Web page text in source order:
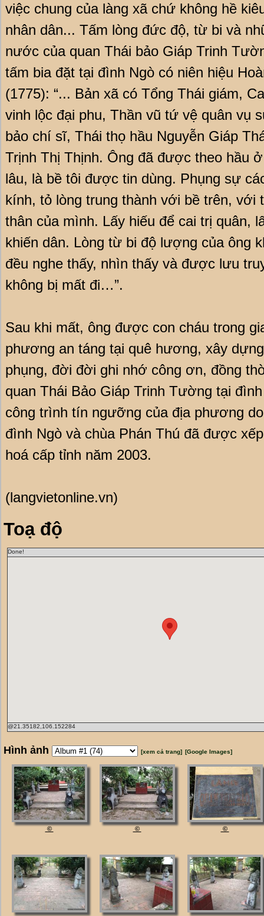
việc chung của làng xã chứ không hề
nhân dân... Tấm lòng đức độ, từ bi và
nước của quan Thái bảo Giáp Trinh
tấm bia đặt tại đình Ngò có niên hiệu
(1775): “... Bản xã có Tổng Thái giám,
vinh lộc đại phu, Thần vũ tứ vệ quân vụ
bảo chí sĩ, Thái thọ hầu Nguyễn Giáp
Trịnh Thị Thịnh. Ông đã được theo hầu
lâu, là bề tôi được tin dùng. Phụng sự
kính, tỏ lòng trung thành với bề trên,
thân của mình. Lấy hiếu để cai trị quân,
khiến dân. Lòng từ bi độ lượng của ông
đều nghe thấy, nhìn thấy và được lưu
không bị mất đi…”.
Sau khi mất, ông được con cháu trong
phương an táng tại quê hương, xây
phụng, đời đời ghi nhớ công ơn, đồng
quan Thái Bảo Giáp Trinh Tường tại
công trình tín ngưỡng của địa phương
đình Ngò và chùa Phán Thú đã được
hoá cấp tỉnh năm 2003.
(langvietonline.vn)
Toạ độ
Done!
@21.35182,106.152284
Hình ảnh [xem cả trang] [Google Images]
© © ©